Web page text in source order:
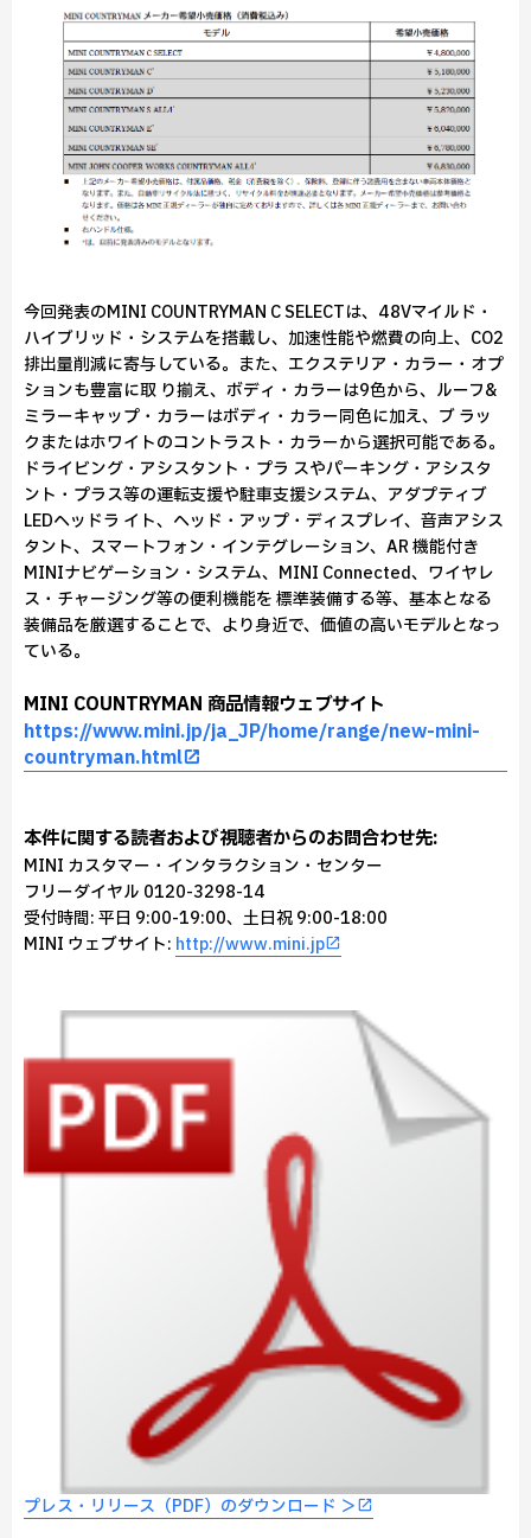
今回発表のMINI COUNTRYMAN C SELECTは、48Vマイルド・
ハイブリッド・システムを搭載し、加速性能や燃費の向上、CO2
排出量削減に寄与している。また、エクステリア・カラー・オプ
ションも豊富に取 り揃え、ボディ・カラーは9色から、ルーフ&
ミラーキャップ・カラーはボディ・カラー同色に加え、ブ ラッ
クまたはホワイトのコントラスト・カラーから選択可能である。
ドライビング・アシスタント・プラ スやパーキング・アシスタ
ント・プラス等の運転支援や駐車支援システム、アダプティブ
LEDヘッドラ イト、ヘッド・アップ・ディスプレイ、音声アシス
タント、スマートフォン・インテグレーション、AR 機能付き
MINIナビゲーション・システム、MINI Connected、ワイヤレ
ス・チャージング等の便利機能を 標準装備する等、基本となる
装備品を厳選することで、より身近で、価値の高いモデルとなっ
ている。
MINI COUNTRYMAN 商品情報ウェブサイト
https://www.mini.jp/ja_JP/home/range/new-mini-
countryman.html
本件に関する読者および視聴者からのお問合わせ先:
MINI カスタマー・インタラクション・センター
フリーダイヤル 0120-3298-14
受付時間: 平日 9:00-19:00、土日祝 9:00-18:00
MINI ウェブサイト: http://www.mini.jp
プレス・リリース（PDF）のダウンロード ＞